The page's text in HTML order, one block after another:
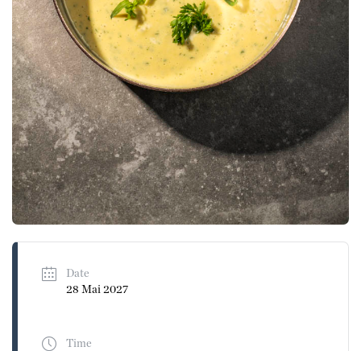
Date
28 Mai 2027
Time